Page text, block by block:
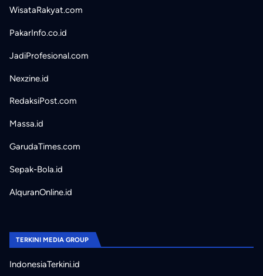
WisataRakyat.com
PakarInfo.co.id
JadiProfesional.com
Nexzine.id
RedaksiPost.com
Massa.id
GarudaTimes.com
Sepak-Bola.id
AlquranOnline.id
TERKINI MEDIA GROUP
IndonesiaTerkini.id